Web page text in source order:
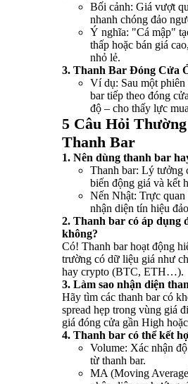
Bối cảnh: Giá vượt
nhanh chóng đảo
Ý nghĩa: "Cá mập"
thấp hoặc bán giá
nhỏ lẻ.
3. Thanh Bar Đóng Cửa
Ví dụ: Sau một phiên
bar tiếp theo đóng
độ – cho thấy lực
5 Câu Hỏi
Thanh Bar
1. Nên dùng thanh bar
Thanh bar: Lý tưởng
biến động giá và kết
Nến Nhật: Trực quan
nhận diện tín hiệu
2. Thanh bar có áp dụng
không?
Có! Thanh bar hoạt động
trường có dữ liệu giá như
hay crypto (BTC, ETH…).
3. Làm sao nhận diện
Hãy tìm các thanh bar có
spread hẹp trong vùng giá
giá đóng cửa gần High
4. Thanh bar có thể kết
Volume: Xác nhận
từ thanh bar.
MA (Moving